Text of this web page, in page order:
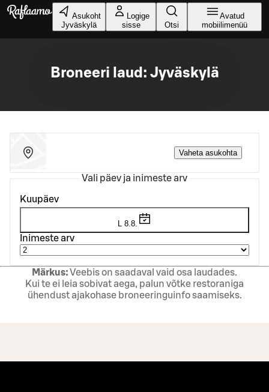
Liigu peamise sisu juurde
Asukoht
Jyväskylä
Logige
sisse
Otsi
Avatud
mobiilimenüü
Broneeri laud: Jyväskylä
Vaheta asukohta
Vali päev ja inimeste arv
Kuupäev
L 8.8.
Inimeste arv
Märkus:Veebis on saadaval vaid osa laudades.
Kui te ei leia sobivat aega, palun võtke restoraniga
ühendust ajakohase broneeringuinfo saamiseks.